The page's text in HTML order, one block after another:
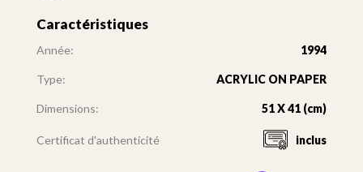
Caractéristiques
Année: 1994
Type: ACRYLIC ON PAPER
Dimensions: 51 X 41 (cm)
Certificat d'authenticité inclus